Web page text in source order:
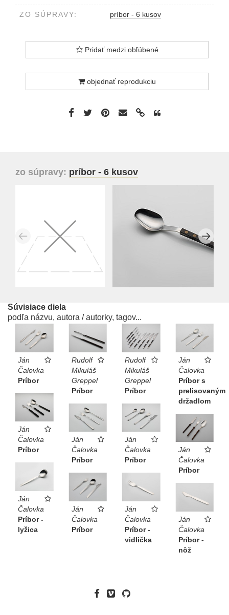
ZO SÚPRAVY: príbor - 6 kusov
Pridať medzi obľúbené
objednať reprodukciu
zo súpravy: príbor - 6 kusov
Súvisiace diela
podľa názvu, autora / autorky, tagov...
Ján
Čalovka
Príbor
Rudolf
Mikuláš
Greppel
Príbor
Rudolf
Mikuláš
Greppel
Príbor
Ján
Čalovka
Príbor s
prelisovaným
držadlom
Ján
Čalovka
Príbor
Ján
Čalovka
Príbor
Ján
Čalovka
Príbor
Ján
Čalovka
Príbor
Ján
Čalovka
Príbor -
lyžica
Ján
Čalovka
Príbor
Ján
Čalovka
Príbor -
vidlička
Ján
Čalovka
Príbor -
nôž